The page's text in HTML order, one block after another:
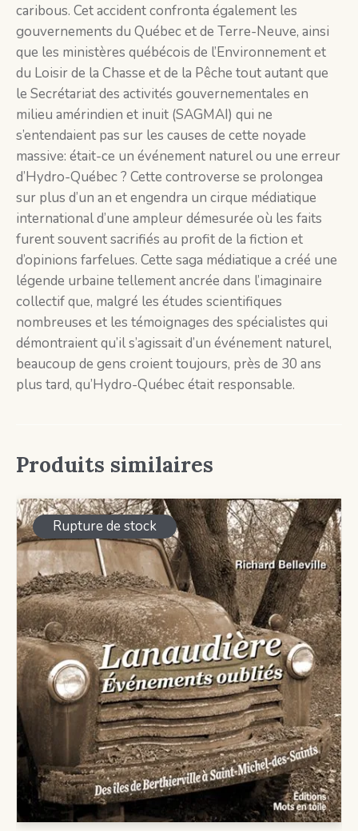
caribous. Cet accident confronta également les
gouvernements du Québec et de Terre-Neuve, ainsi
que les ministères québécois de l’Environnement et
du Loisir de la Chasse et de la Pêche tout autant que
le Secrétariat des activités gouvernementales en
milieu amérindien et inuit (SAGMAI) qui ne
s’entendaient pas sur les causes de cette noyade
massive: était-ce un événement naturel ou une erreur
d’Hydro-Québec ? Cette controverse se prolongea
sur plus d’un an et engendra un cirque médiatique
international d’une ampleur démesurée où les faits
furent souvent sacrifiés au profit de la fiction et
d’opinions farfelues. Cette saga médiatique a créé une
légende urbaine tellement ancrée dans l’imaginaire
collectif que, malgré les études scientifiques
nombreuses et les témoignages des spécialistes qui
démontraient qu’il s’agissait d’un événement naturel,
beaucoup de gens croient toujours, près de 30 ans
plus tard, qu’Hydro-Québec était responsable.
Produits similaires
Rupture de stock